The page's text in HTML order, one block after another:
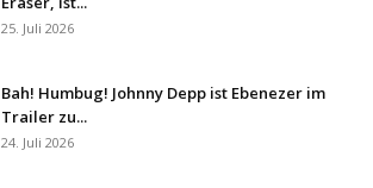
25. Juli 2026
Bah! Humbug! Johnny Depp ist Ebenezer im
Trailer zu...
24. Juli 2026